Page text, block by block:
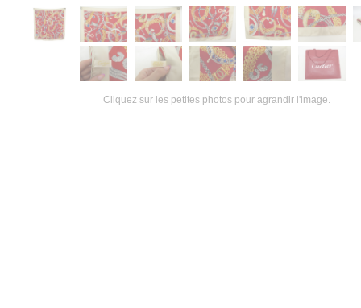
Cliquez sur les petites photos pour agrandir l'image.